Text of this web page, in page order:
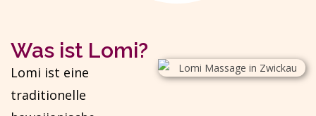
Was ist Lomi?
Lomi ist eine
traditionelle